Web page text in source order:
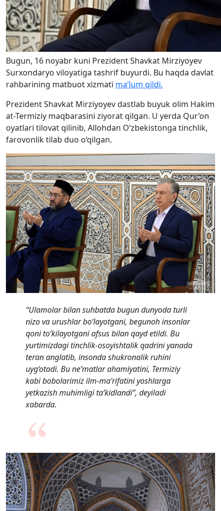
Bugun, 16 noyabr kuni Prezident Shavkat Mirziyoyev
Surxondaryo viloyatiga tashrif buyurdi. Bu haqda davlat
rahbarining matbuot xizmati ma’lum qildi.
Prezident Shavkat Mirziyoyev dastlab buyuk olim Hakim
at-Termiziy maqbarasini ziyorat qilgan. U yerda Qur’on
oyatlari tilovat qilinib, Allohdan O‘zbekistonga tinchlik,
farovonlik tilab duo o‘qilgan.
“Ulamolar bilan suhbatda bugun dunyoda turli
nizo va urushlar bo‘layotgani, begunoh insonlar
qoni to‘kilayotgani afsus bilan qayd etildi. Bu
yurtimizdagi tinchlik-osoyishtalik qadrini yanada
teran anglatib, insonda shukronalik ruhini
uyg‘otadi. Bu ne’matlar ahamiyatini, Termiziy
kabi bobolarimiz ilm-ma’rifatini yoshlarga
yetkazish muhimligi ta’kidlandi”, deyiladi
xabarda.